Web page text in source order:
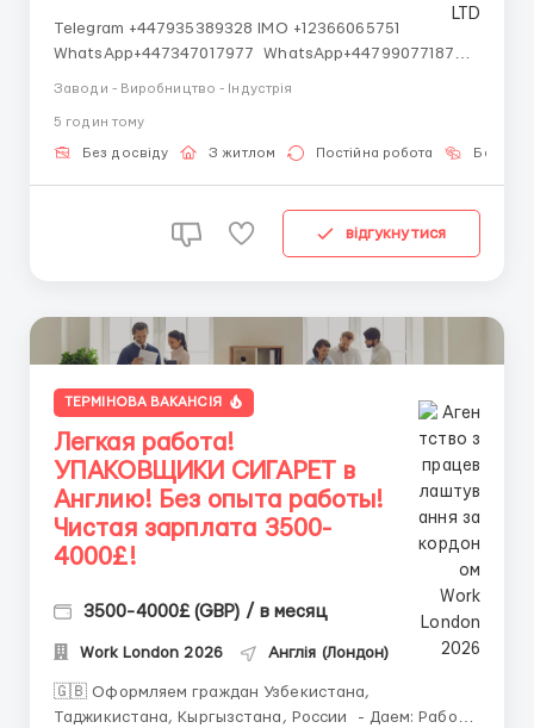
Telegram +447935389328 IMO +12366065751
WhatsApp+447347017977 WhatsApp+447990771872
WhatsApp+447348439107 IMO +14502545901
ВСЕ СТРАНЫ ВСЕ НАЦИИ СДЕЛАЙ СКРИНШОТ!
Telegram:@Vitali_Novikovs Telegram @Vitali_No...
Заводи - Виробництво - Індустрія
5 годин тому
Без досвіду З житлом Постійна робота Без
відгукнутися
ТЕРМІНОВА ВАКАНСІЯ
Легкая работа!
УПАКОВЩИКИ СИГАРЕТ в
Англию! Без опыта работы!
Чистая зарплата 3500-
4000£!
3500-4000£ (GBP) / в месяц
Work London 2026 Англія (Лондон)
🇬🇧 Оформляем граждан Узбекистана,
Таджикистана, Кыргызстана, России - Даем: Работу,